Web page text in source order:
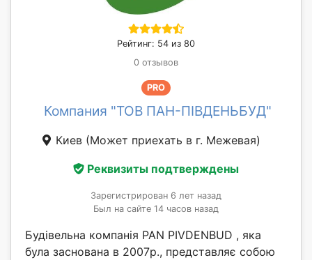
Рейтинг: 54 из 80
0 отзывов
PRO
Компания "ТОВ ПАН-ПІВДЕНЬБУД"
Киев (Может приехать в г. Межевая)
Реквизиты подтверждены
Зарегистрирован 6 лет назад
Был на сайте 14 часов назад
Будівельна компанія PAN PIVDENBUD , яка
була заснована в 2007р., представляє собою